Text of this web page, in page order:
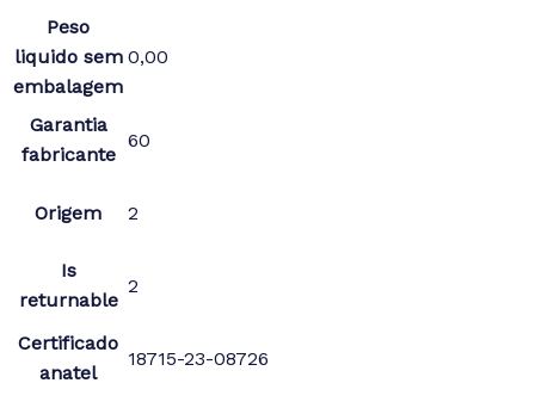
Peso
liquido sem
embalagem
0,00
Garantia
fabricante
60
Origem 2
Is
returnable
2
Certificado
anatel
18715-23-08726